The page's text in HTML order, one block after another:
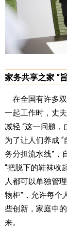
家务共享之家 “
在全国有许多双
一起工作时，丈
减轻 “这一问题，
为了让人们养成 “
务分担流水线”，
“把脱下的鞋袜收
人都可以单独管
物柜”，允许每个
些创新，家庭中
来。